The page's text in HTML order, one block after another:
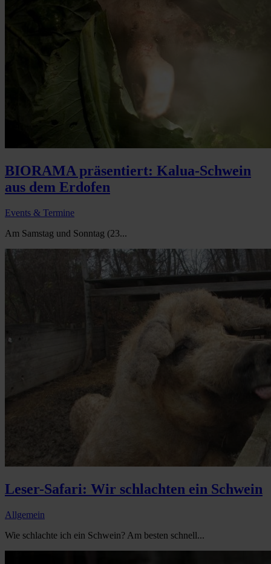
BIORAMA präsentiert: Kalua-Schwein
aus dem Erdofen
Events & Termine
Am Samstag und Sonntag (23...
Leser-Safari: Wir schlachten ein Schwein
Allgemein
Wie schlachte ich ein Schwein? Am besten schnell...